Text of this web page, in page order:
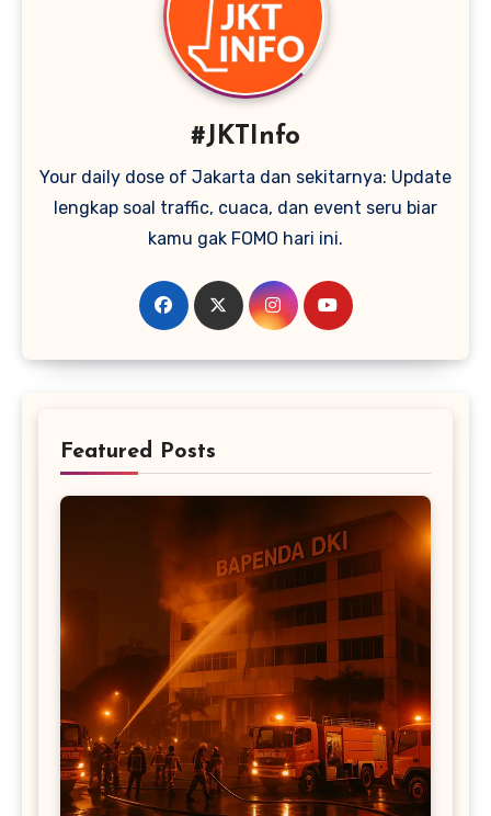
#JKTInfo
Your daily dose of Jakarta dan sekitarnya: Update
lengkap soal traffic, cuaca, dan event seru biar
kamu gak FOMO hari ini.
Featured Posts